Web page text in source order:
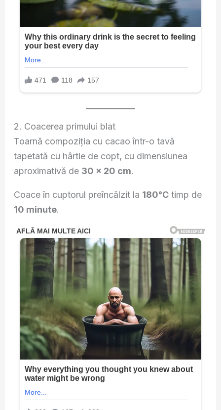
2. Coacerea primului blat
Toarnă compoziția cu cacao într-o tavă
tapetată cu hârtie de copt, cu dimensiunea
aproximativă de 30 × 20 cm.
Coace în cuptorul preîncălzit la 180°Ctimp de
10 minute.